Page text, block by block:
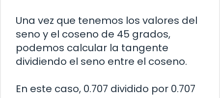
Una vez que tenemos los valores del
seno y el coseno de 45 grados,
podemos calcular la tangente
dividiendo el seno entre el coseno.
En este caso, 0.707 dividido por 0.707